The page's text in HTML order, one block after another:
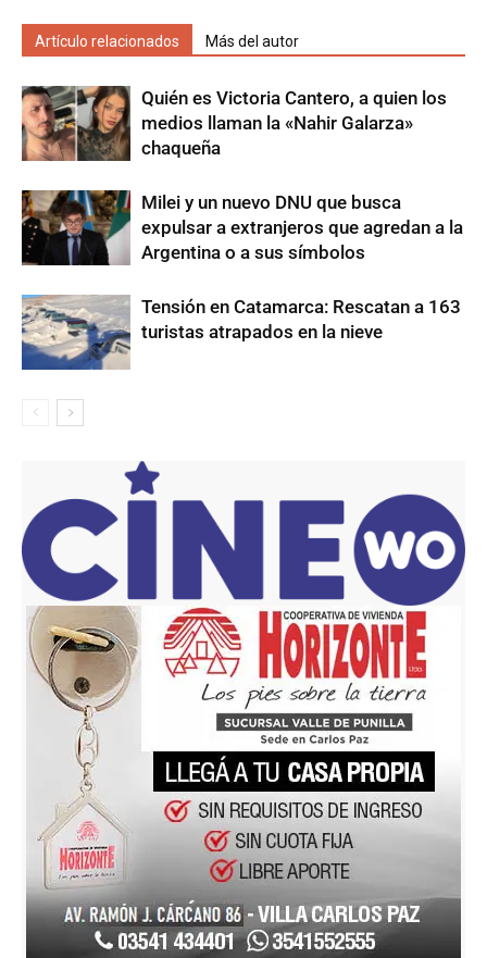
Artículo relacionados Más del autor
Quién es Victoria Cantero, a quien los
medios llaman la «Nahir Galarza»
chaqueña
Milei y un nuevo DNU que busca
expulsar a extranjeros que agredan a la
Argentina o a sus símbolos
Tensión en Catamarca: Rescatan a 163
turistas atrapados en la nieve